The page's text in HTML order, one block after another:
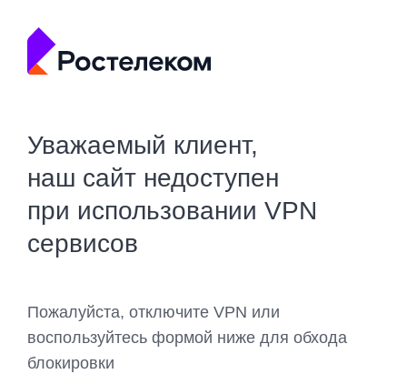
Уважаемый клиент,
наш сайт недоступен
при использовании VPN
сервисов
Пожалуйста, отключите VPN или
воспользуйтесь формой ниже для обхода
блокировки